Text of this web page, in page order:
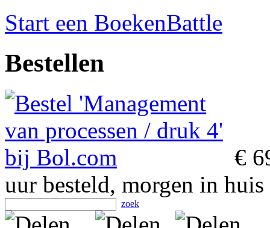
Start een BoekenBattle
Bestellen
€
uur besteld, morgen in huis
zoek